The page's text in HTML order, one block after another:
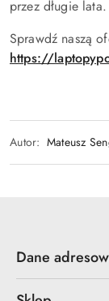
przez długie lata.
Sprawdź naszą
https://
Autor: Mateusz
Dane